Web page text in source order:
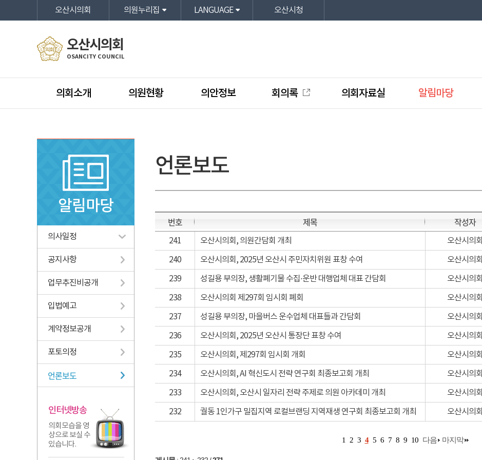
오산시의회 의원누리집 LANGUAGE 오산시청
오산시의회
OSANCITY COUNCIL
의회소개 의원현황 의안정보 회의록 의회자료실 알림마당
알림마당
의사일정
공지사항
업무추진비공개
입법예고
계약정보공개
포토의정
언론보도
인터넷방송
의회모습을 영
상으로 보실 수
있습니다.
언론보도
번호 제목 작성자
241 오산시의회, 의원간담회 개최 오산시의회
240 오산시의회, 2025년 오산시 주민자치위원 표창 수여 오산시의회
239 성길용 부의장, 생활폐기물 수집·운반 대행업체 대표 간담회 오산시의회
238 오산시의회 제297회 임시회 폐회 오산시의회
237 성길용 부의장, 마을버스 운수업체 대표들과 간담회 오산시의회
236 오산시의회, 2025년 오산시 통장단 표창 수여 오산시의회
235 오산시의회, 제297회 임시회 개회 오산시의회
234 오산시의회, AI 혁신도시 전략 연구회 최종보고회 개최 오산시의회
233 오산시의회, 오산시 일자리 전략 주제로 의원 아카데미 개최 오산시의회
232 궐동 1인가구 밀집지역 로컬브랜딩 지역재생 연구회 최종보고회 개최 오산시의회
1 2 3 4 5 6 7 8 9 10 다음 마지막